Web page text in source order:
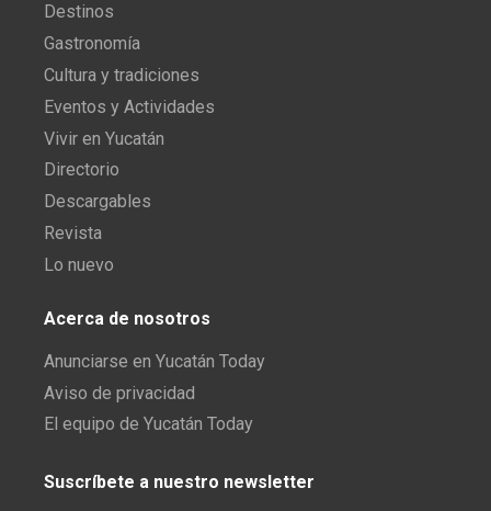
Destinos
Gastronomía
Cultura y tradiciones
Eventos y Actividades
Vivir en Yucatán
Directorio
Descargables
Revista
Lo nuevo
Acerca de nosotros
Anunciarse en Yucatán Today
Aviso de privacidad
El equipo de Yucatán Today
Suscríbete a nuestro newsletter